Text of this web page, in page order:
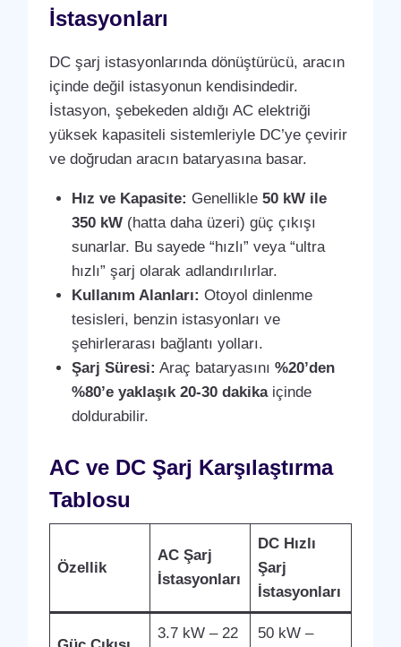
İstasyonları
DC şarj istasyonlarında dönüştürücü, aracın
içinde değil istasyonun kendisindedir.
İstasyon, şebekeden aldığı AC elektriği
yüksek kapasiteli sistemleriyle DC’ye çevirir
ve doğrudan aracın bataryasına basar.
Hız ve Kapasite: Genellikle50 kW ile
350 kW (hatta daha üzeri) güç çıkışı
sunarlar. Bu sayede “hızlı” veya “ultra
hızlı” şarj olarak adlandırılırlar.
Kullanım Alanları: Otoyol dinlenme
tesisleri, benzin istasyonları ve
şehirlerarası bağlantı yolları.
Şarj Süresi: Araç bataryasını%20’den
%80’e yaklaşık 20-30 dakikaiçinde
doldurabilir.
AC ve DC Şarj Karşılaştırma
Tablosu
Özellik
AC Şarj
İstasyonları
DC Hızlı
Şarj
İstasyonları
3.7 kW – 22 50 kW –